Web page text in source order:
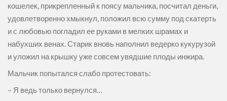
кошелек, прикрепленный к поясу мальчика, посчитал деньги,
удовлетворенно хмыкнул, положил всю сумму под скатерть
и с любовью погладил ее руками в мелких шрамах и
набухших венах. Старик вновь наполнил ведерко кукурузой
и уложил на крышку уже совсем увядшие плоды инжира.
Мальчик попытался слабо протестовать:
– Я ведь только вернулся…